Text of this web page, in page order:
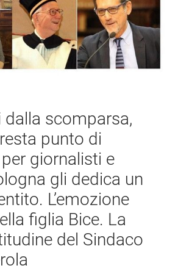
dalla scomparsa,
punto di
giornalisti e
gli dedica un
L’emozione
figlia Bice. La
del Sindaco